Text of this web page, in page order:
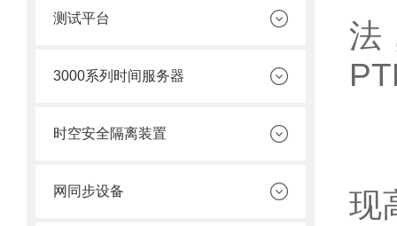
测试平台
3000系列时间服务器
时空安全隔离装置
网同步设备
法
现